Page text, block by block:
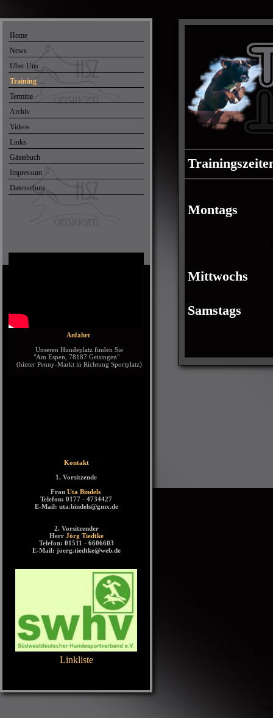
Home
News
Über Uns
Training
Termine
Archiv
Videos
Links
Gästebuch
Impressum
Datenschutz
Anfahrt
Unseren Hundeplatz finden Sie
"Am Espen, 78187 Geisingen"
(hinter Penny-Markt in Richtung Sportplatz)
Kontakt
1. Vorsitzende
Frau Uta Bindels
Telefon: 0177 - 4734427
E-Mail: uta.bindels@gmx.de
2. Vorsitzender
Herr Jörg Tiedtke
Telefon: 01511 - 6606603
E-Mail: joerg.tiedtke@web.de
Linkliste
Montags
Mittwochs
Samstags